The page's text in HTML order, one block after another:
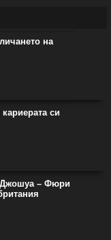
на
си
Джошуа – Фюри